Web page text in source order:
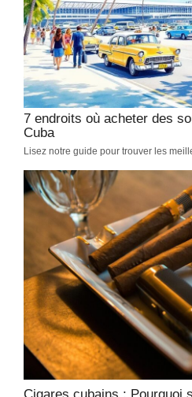
La nature
Découvrir Cuba - février 4, 2026
La nature cubaine offre une
espèces endémiques, des parcs
paysages spectaculaires.
Viazul Cuba : réserver
alternatives pratiques